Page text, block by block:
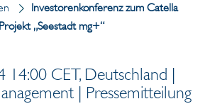
Investorenkonferenz zum Catella
Projekt „Seestadt mg+“
14:00 CET, Deutschland |
| Pressemitteilung